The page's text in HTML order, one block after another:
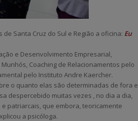
Santa Cruz do Sul e Região a oficina: Eu
e Desenvolvimento Empresarial,
Coaching de Relacionamentos pelo
pelo Instituto Andre Kaercher.
o quanto elas são determinadas de fora e
despercebido muitas vezes , no dia a dia,
patriarcais, que embora, teoricamente
a psicóloga.